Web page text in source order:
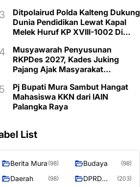
Ditpolairud Polda Kalteng Dukung
Dunia Pendidikan Lewat Kapal
Melek Huruf KP XVIII-1002 Di
Musyawarah Penyusunan
RKPDes 2027, Kades Juking
Pajang Ajak Masyarakat
Kebutuhan
Pj Bupati Mura Sambut Hangat
Mahasiswa KKN dari IAIN
Palangka Raya
List
Berita Mura (98) Budaya (98)
Daerah (98)
DPRD
(203)